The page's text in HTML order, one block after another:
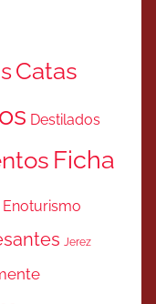
Catas
Destilados
Ficha
Enoturismo
Jerez